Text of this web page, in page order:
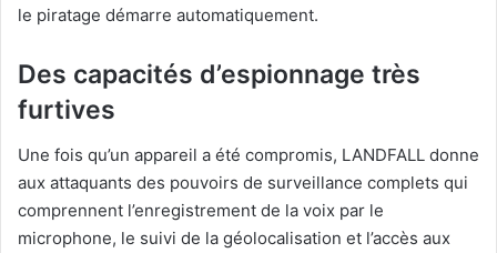
le piratage démarre automatiquement.
Des capacités d’espionnage très
furtives
Une fois qu’un appareil a été compromis, LANDFALL donne
aux attaquants des pouvoirs de surveillance complets qui
comprennent l’enregistrement de la voix par le
microphone, le suivi de la géolocalisation et l’accès aux